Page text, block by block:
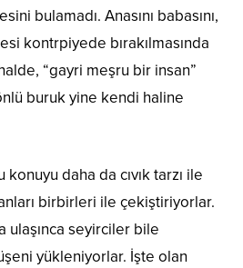
bulamadı. Anasını babasını,
kontrpiyede bırakılmasında
“gayri meşru bir insan”
buruk yine kendi haline
daha da cıvık tarzı ile
birbirleri ile çekiştiriyorlar.
ulaşınca seyirciler bile
yükleniyorlar. İşte olan